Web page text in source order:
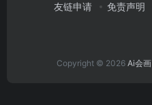
友链申请 免责声明
Copyright © 2026 Ai会画